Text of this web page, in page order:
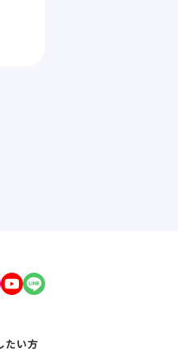
たい方